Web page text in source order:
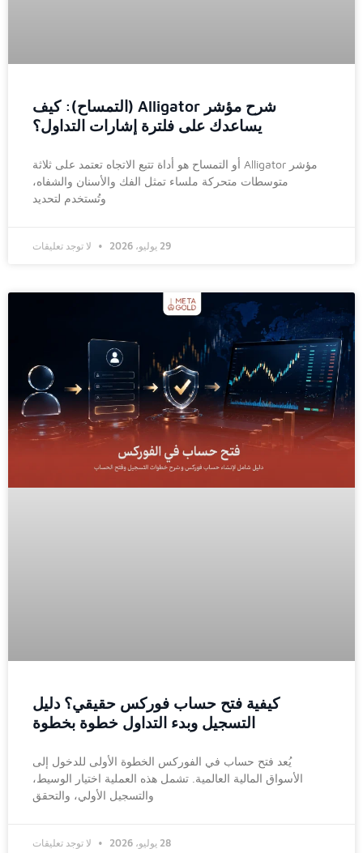
شرح مؤشر Alligator (التمساح): كيف
يساعدك على فلترة إشارات التداول؟
مؤشر Alligator أو التمساح هو أداة تتبع الاتجاه تعتمد على ثلاثة
متوسطات متحركة ملساء تمثل الفك والأسنان والشفاه،
وتُستخدم لتحديد
29 يوليو، 2026 لا توجد تعليقات
كيفية فتح حساب فوركس حقيقي؟ دليل
التسجيل وبدء التداول خطوة بخطوة
يُعد فتح حساب في الفوركس الخطوة الأولى للدخول إلى
الأسواق المالية العالمية. تشمل هذه العملية اختيار الوسيط،
والتسجيل الأولي، والتحقق
28 يوليو، 2026 لا توجد تعليقات